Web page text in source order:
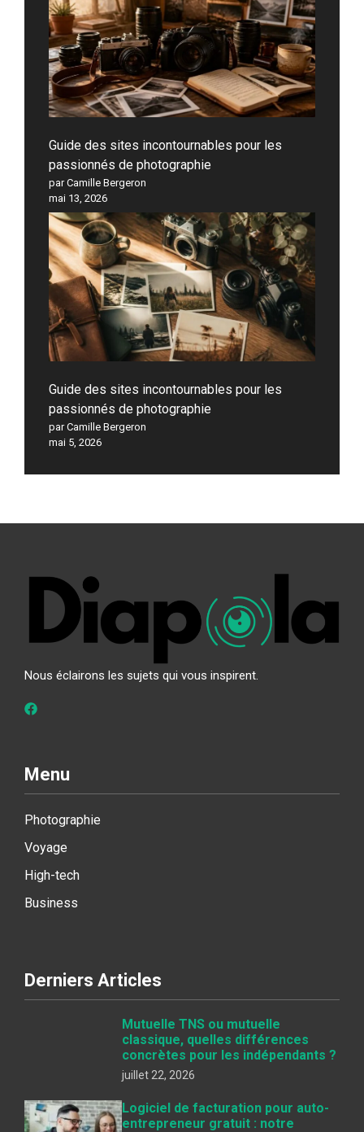
Guide des sites incontournables pour les
passionnés de photographie
par Camille Bergeron
mai 13, 2026
Guide des sites incontournables pour les
passionnés de photographie
par Camille Bergeron
mai 5, 2026
Nous éclairons les sujets qui vous inspirent.
Menu
Photographie
Voyage
High-tech
Business
Derniers Articles
Mutuelle TNS ou mutuelle
classique, quelles différences
concrètes pour les indépendants ?
juillet 22, 2026
Logiciel de facturation pour auto-
entrepreneur gratuit : notre